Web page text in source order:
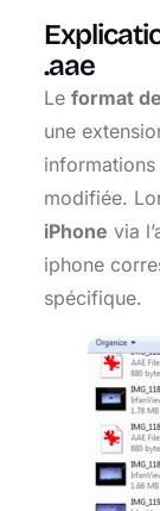
.aae
Le format
une
informations
modifiée.
iPhone via
iphone
spécifique.